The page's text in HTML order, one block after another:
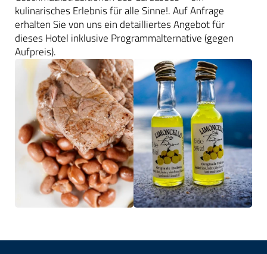
kulinarisches Erlebnis für alle Sinne!. Auf Anfrage
erhalten Sie von uns ein detailliertes Angebot für
dieses Hotel inklusive Programmalternative (gegen
Aufpreis).